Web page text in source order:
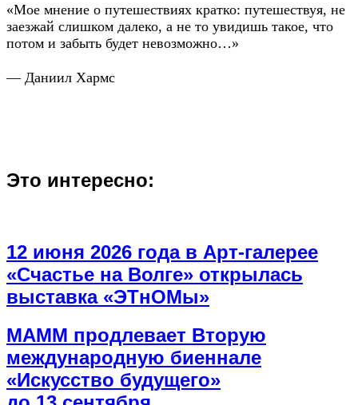
«Мое мнение о путешествиях кратко: путешествуя, не
заезжай слишком далеко, а не то увидишь такое, что
потом и забыть будет невозможно…»
— Даниил Хармс
Это интересно:
12 июня 2026 года в Арт-галерее
«Счастье на Волге» открылась
выставка «ЭТнОМы»
МАММ продлевает Вторую
международную биеннале
«Искусство будущего»